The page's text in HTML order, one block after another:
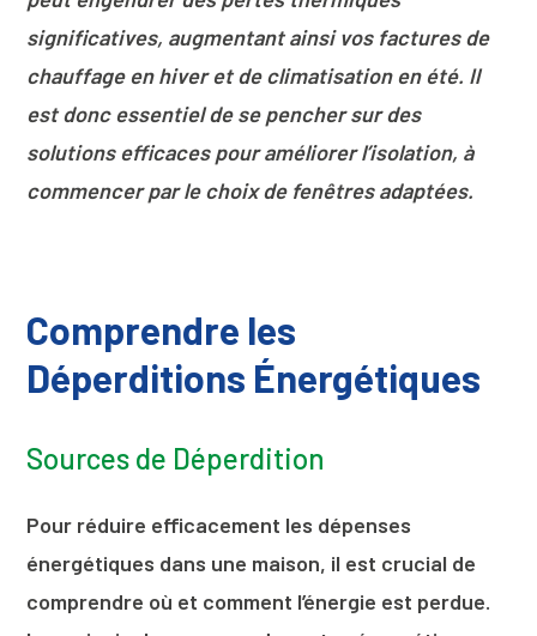
significatives, augmentant ainsi vos factures de
chauffage en hiver et de climatisation en été. Il
est donc essentiel de se pencher sur des
solutions efficaces pour améliorer l’isolation, à
commencer par le choix de fenêtres adaptées.
Comprendre les
Déperditions Énergétiques
Sources de Déperdition
Pour réduire efficacement les dépenses
énergétiques dans une maison, il est crucial de
comprendre où et comment l’énergie est perdue.